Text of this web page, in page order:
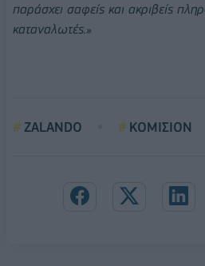
παράσχει σαφείς και ακριβείς
καταναλωτές.»
ZALANDO ΚΟΜΙΣΙΟΝ